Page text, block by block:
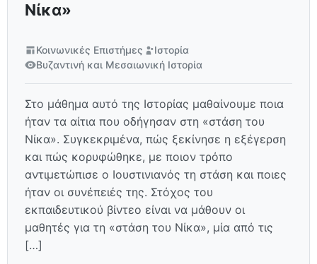
Νίκα»
Κοινωνικές Επιστήμες
Ιστορία
Βυζαντινή και Μεσαιωνική Ιστορία
Στο μάθημα αυτό της Ιστορίας μαθαίνουμε ποια
ήταν τα αίτια που οδήγησαν στη «στάση του
Νίκα». Συγκεκριμένα, πώς ξεκίνησε η εξέγερση
και πώς κορυφώθηκε, με ποιον τρόπο
αντιμετώπισε ο Ιουστινιανός τη στάση και ποιες
ήταν οι συνέπειές της. Στόχος του
εκπαιδευτικού βίντεο είναι να μάθουν οι
μαθητές για τη «στάση του Νίκα», μία από τις
[…]